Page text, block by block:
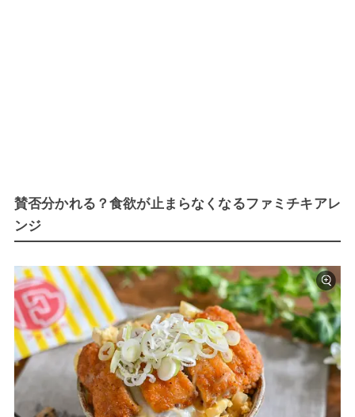
賛否分かれる？食欲が止まらなくなるファミチキアレ
ンジ